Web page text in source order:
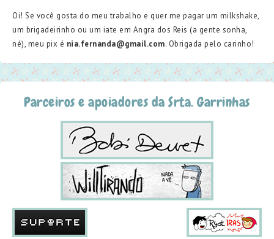
Oi! Se você gosta do meu trabalho e quer me pagar um milkshake,
um brigadeirinho ou um iate em Angra dos Reis (a gente sonha,
né), meu pix é nia.fernanda@gmail.com. Obrigada pelo carinho!
Parceiros e apoiadores da Srta. Garrinhas